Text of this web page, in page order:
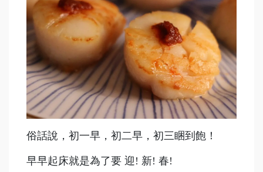
俗話說，初一早，初二早，初三睏到飽！
早早起床就是為了要 迎! 新! 春!